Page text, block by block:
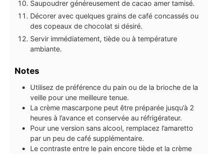
Saupoudrer généreusement de cacao amer tamisé.
Décorer avec quelques grains de café concassés ou
des copeaux de chocolat si désiré.
Servir immédiatement, tiède ou à température
ambiante.
Notes
Utilisez de préférence du pain ou de la brioche de la
veille pour une meilleure tenue.
La crème mascarpone peut être préparée jusqu’à 2
heures à l’avance et conservée au réfrigérateur.
Pour une version sans alcool, remplacez l’amaretto
par un peu de café supplémentaire.
Le contraste entre le pain encore tiède et la crème